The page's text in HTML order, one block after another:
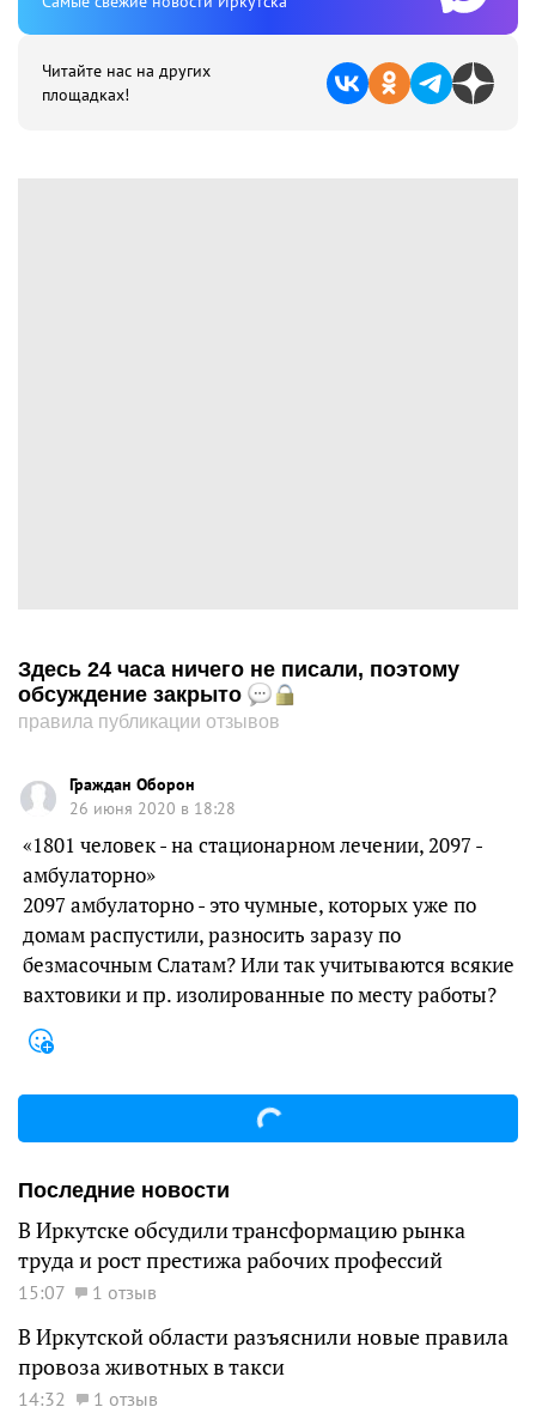
Читайте нас на других
площадках!
Здесь 24 часа ничего не писали, поэтому
обсуждение закрыто
правила публикации отзывов
Граждан Оборон
26 июня 2020 в 18:28
«1801 человек - на стационарном лечении, 2097 -
амбулаторно»
2097 амбулаторно - это чумные, которых уже по
домам распустили, разносить заразу по
безмасочным Слатам? Или так учитываются всякие
вахтовики и пр. изолированные по месту работы?
Последние новости
В Иркутске обсудили трансформацию рынка
труда и рост престижа рабочих профессий
15:07 1 отзыв
В Иркутской области разъяснили новые правила
провоза животных в такси
14:32 1 отзыв